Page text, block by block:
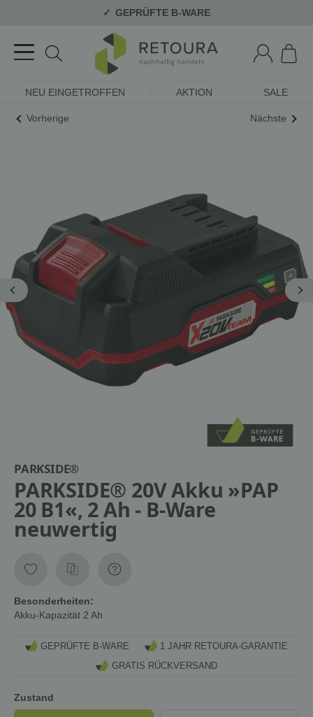
GEPRÜFTE B-WARE
NEU EINGETROFFEN AKTION SALE
Vorherige Nächste
PARKSIDE®
PARKSIDE® 20V Akku »PAP
20 B1«, 2 Ah - B-Ware
neuwertig
Besonderheiten:
Akku-Kapazität 2 Ah
GEPRÜFTE B-WARE
1 JAHR RETOURA-GARANTIE
GRATIS RÜCKVERSAND
Zustand